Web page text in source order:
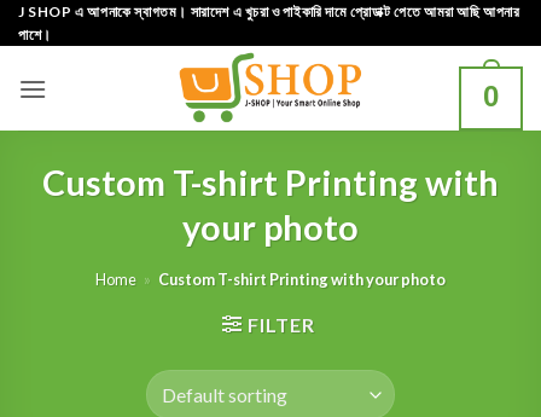
Skip
to
J SHOP এ আপনাকে স্বাগতম। সারাদেশ এ খুচরা ও পাইকারি দামে প্রোডাক্ট পেতে আমরা আছি আপনার
পাশে।
0
Custom T-shirt Printing with
your photo
Home » Custom T-shirt Printing with your photo
FILTER